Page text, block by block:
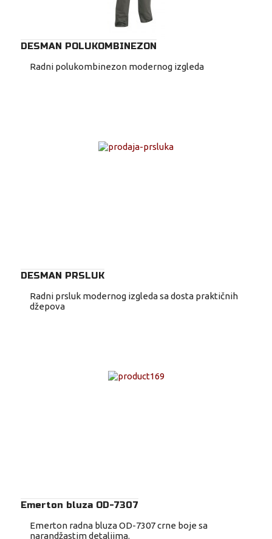
DESMAN POLUKOMBINEZON
Radni polukombinezon modernog izgleda
DESMAN PRSLUK
Radni prsluk modernog izgleda sa dosta praktičnih
džepova
Emerton bluza OD-7307
Emerton radna bluza OD-7307 crne boje sa
narandžastim detaljima.